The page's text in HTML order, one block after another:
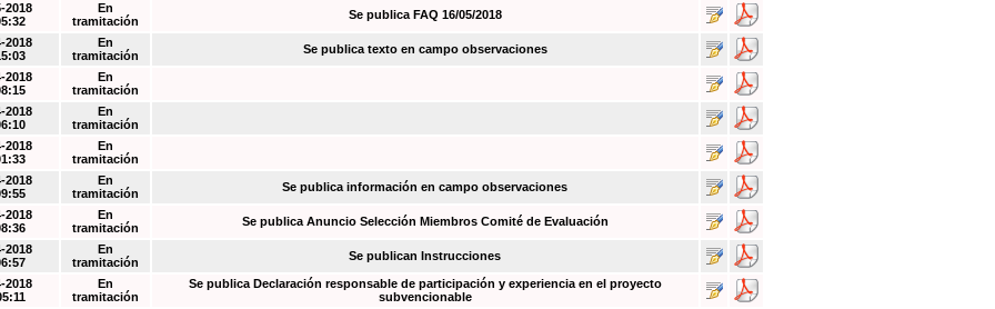
2018
En
tramitación
Se publica FAQ 16/05/2018
2018
En
tramitación
Se publica texto en campo observaciones
2018
En
tramitación
2018
En
tramitación
2018
En
tramitación
2018
En
tramitación
Se publica información en campo observaciones
2018
En
tramitación
Se publica Anuncio Selección Miembros Comité de Evaluación
2018
En
tramitación
Se publican Instrucciones
2018
En
tramitación
Se publica Declaración responsable de participación y experiencia en el proyecto
subvencionable